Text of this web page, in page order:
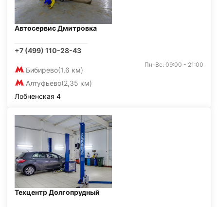
Автосервис Дмитровка
+7 (499) 110-28-43
Бибирево(1,6 км)
Алтуфьево(2,35 км)
Пн-Вс: 09:00 - 21:00
Лобненская 4
Техцентр Долгопрудный